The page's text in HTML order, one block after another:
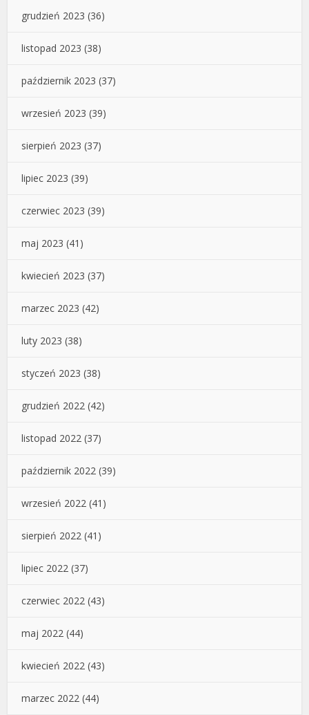
grudzień 2023 (36)
listopad 2023 (38)
październik 2023 (37)
wrzesień 2023 (39)
sierpień 2023 (37)
lipiec 2023 (39)
czerwiec 2023 (39)
maj 2023 (41)
kwiecień 2023 (37)
marzec 2023 (42)
luty 2023 (38)
styczeń 2023 (38)
grudzień 2022 (42)
listopad 2022 (37)
październik 2022 (39)
wrzesień 2022 (41)
sierpień 2022 (41)
lipiec 2022 (37)
czerwiec 2022 (43)
maj 2022 (44)
kwiecień 2022 (43)
marzec 2022 (44)